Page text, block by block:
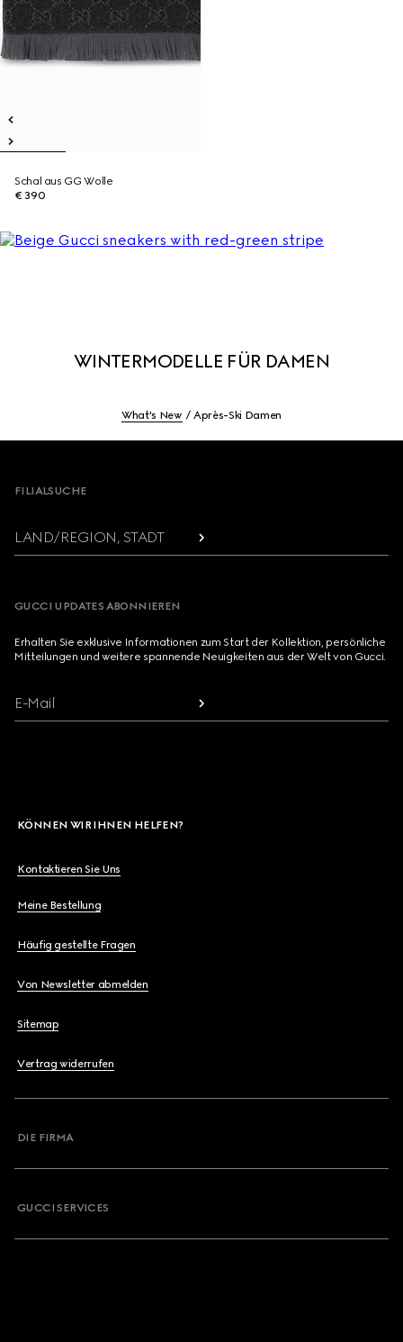
Schal aus GG Wolle
€ 390
WINTERMODELLE FÜR DAMEN
What's New Après-Ski Damen
FILIALSUCHE
LAND/REGION, STADT
GUCCI UPDATES ABONNIEREN
Erhalten Sie exklusive Informationen zum Start der Kollektion, persönliche
Mitteilungen und weitere spannende Neuigkeiten aus der Welt von Gucci.
E-Mail
KÖNNEN WIR IHNEN HELFEN?
Kontaktieren Sie Uns
Meine Bestellung
Häufig gestellte Fragen
Von Newsletter abmelden
Sitemap
Vertrag widerrufen
DIE FIRMA
GUCCI SERVICES